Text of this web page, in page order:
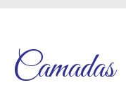
Camadas